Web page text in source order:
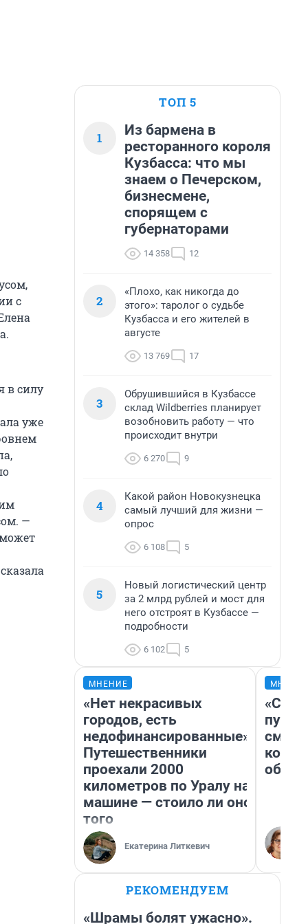
с
в силу
уже
—
ТОП 5
1
Из бармена в
ресторанного короля
Кузбасса: что мы
знаем о Печерском,
бизнесмене,
спорящем с
губернаторами
14 358 12
2
«Плохо, как никогда до
этого»: таролог о судьбе
Кузбасса и его жителей в
августе
13 769 17
3
Обрушившийся в Кузбассе
склад Wildberries планирует
возобновить работу — что
происходит внутри
6 270 9
4
Какой район Новокузнецка
самый лучший для жизни —
опрос
6 108 5
5
Новый логистический центр
за 2 млрд рублей и мост для
него отстроят в Кузбассе —
подробности
6 102 5
МНЕНИЕ
«Нет некрасивых
городов, есть
недофинансированные».
Путешественники
проехали 2000
километров по Уралу на
машине — стоило ли оно
того
Екатерина Литкевич
РЕКОМЕНДУЕМ
«Шрамы болят ужасно».